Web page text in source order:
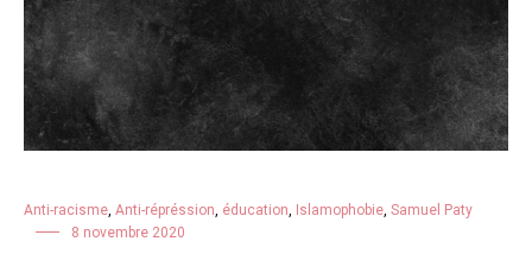
Anti-racisme, Anti-répréssion, éducation, Islamophobie, Samuel Paty
8 novembre 2020